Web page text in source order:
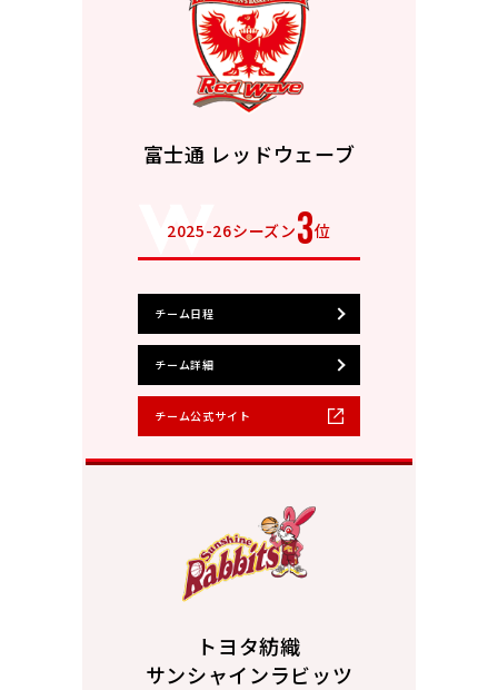
富士通 レッドウェーブ
2025-26シーズン3位
チーム日程
チーム詳細
チーム公式サイト
トヨタ紡織
サンシャインラビッツ